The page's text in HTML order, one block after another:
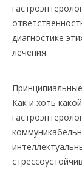
диагностике
лечения.
Как и хоть